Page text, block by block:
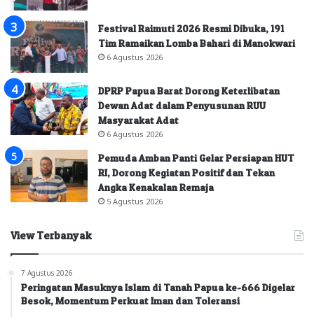
Festival Raimuti 2026 Resmi Dibuka, 191
Tim Ramaikan Lomba Bahari di Manokwari
6 Agustus 2026
DPRP Papua Barat Dorong Keterlibatan
Dewan Adat dalam Penyusunan RUU
Masyarakat Adat
6 Agustus 2026
Pemuda Amban Panti Gelar Persiapan HUT
RI, Dorong Kegiatan Positif dan Tekan
Angka Kenakalan Remaja
5 Agustus 2026
View Terbanyak
7 Agustus 2026
Peringatan Masuknya Islam di Tanah Papua ke-666 Digelar
Besok, Momentum Perkuat Iman dan Toleransi